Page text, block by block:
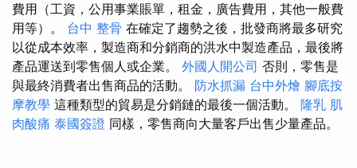
費用（工資，公用事業賬單，租金，廣告費用，其他一般費
用等）。 台中 整骨 在確定了趨勢之後，批發商將最多研究
以從成本效率，製造商和分銷商的洪水中製造產品，最後將
產品運送到零售個人或企業。 外國人開公司 否則，零售是
與最終消費者出售商品的活動。 防水抓漏 台中外燴 腳底按
摩教學 這種類型的貿易是分銷鏈的最後一個活動。 隆乳 肌
肉酸痛 泰國簽證 同樣，零售商向大量客戶出售少量產品。